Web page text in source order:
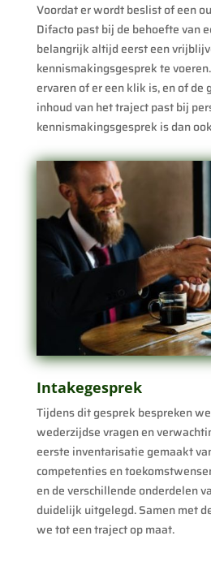
Voordat er wordt beslist of een
Difacto past bij de behoefte van
belangrijk altijd eerst een
kennismakingsgesprek te
ervaren of er een klik is, en of de
inhoud van het traject past bij
kennismakingsgesprek is dan
Intakegesprek
Tijdens dit gesprek bespreken
wederzijdse vragen en
eerste inventarisatie gemaakt
competenties en
en de verschillende onderdelen
duidelijk uitgelegd. Samen met
we tot een traject op maat.